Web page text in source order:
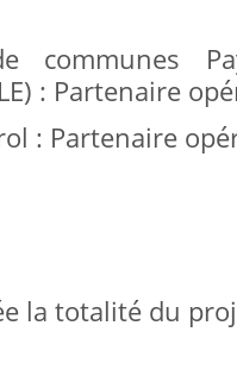
communes
: Partenaire
: Partenaire
la totalité du